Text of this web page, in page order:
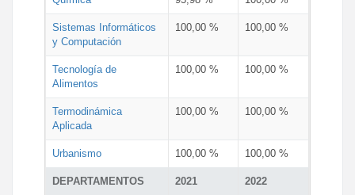
DEPARTAMENTOS 2021 2022
Sistemas Informáticos
y Computación
100,00 % 100,00 %
Tecnología de
Alimentos
100,00 % 100,00 %
Termodinámica
Aplicada
100,00 % 100,00 %
Urbanismo 100,00 % 100,00 %